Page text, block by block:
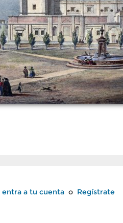
entra a tu cuenta o Regístrate